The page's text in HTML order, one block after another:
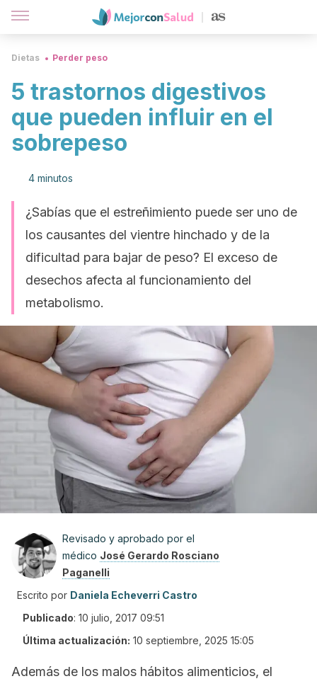
Dietas Perder peso
5 trastornos digestivos
que pueden influir en el
sobrepeso
4 minutos
¿Sabías que el estreñimiento puede ser uno de
los causantes del vientre hinchado y de la
dificultad para bajar de peso? El exceso de
desechos afecta al funcionamiento del
metabolismo.
Revisado y aprobado por el
médico José Gerardo Rosciano
Paganelli
Escrito por Daniela Echeverri Castro
Publicado: 10 julio, 2017 09:51
Última actualización: 10 septiembre, 2025 15:05
Además de los malos hábitos alimenticios, el